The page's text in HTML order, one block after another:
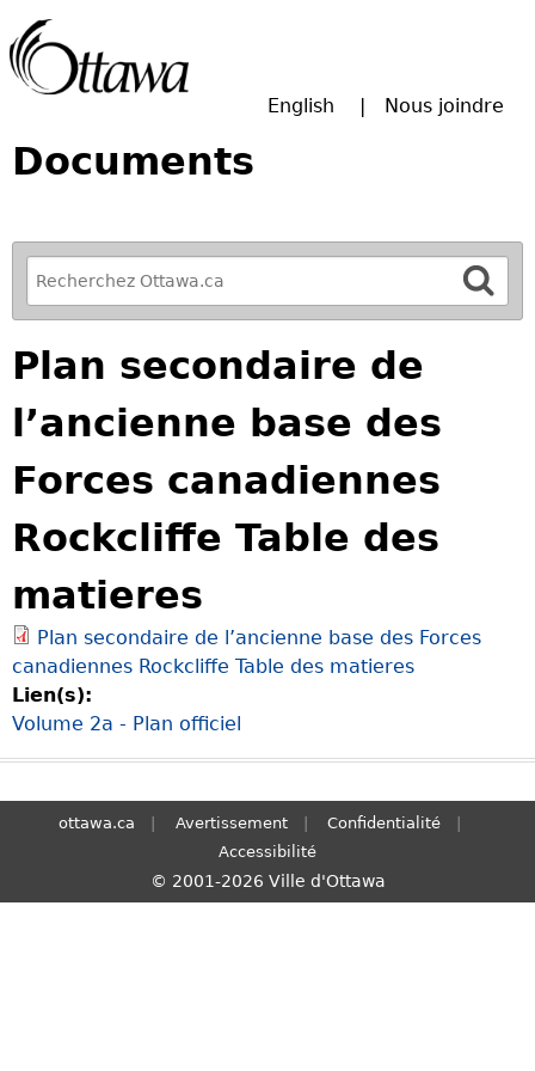
English Nous joindre
Documents
R
e
f
i
e
o
r
S
e
a
r
c
h
Plan secondaire de
l’ancienne base des
Forces canadiennes
Rockcliffe Table des
matieres
Plan secondaire de l’ancienne base des Forces
canadiennes Rockcliffe Table des matieres
Lien(s):
Volume 2a - Plan officiel
ottawa.ca Avertissement
Confidentialité
Accessibilité
© 2001-2026 Ville d'Ottawa